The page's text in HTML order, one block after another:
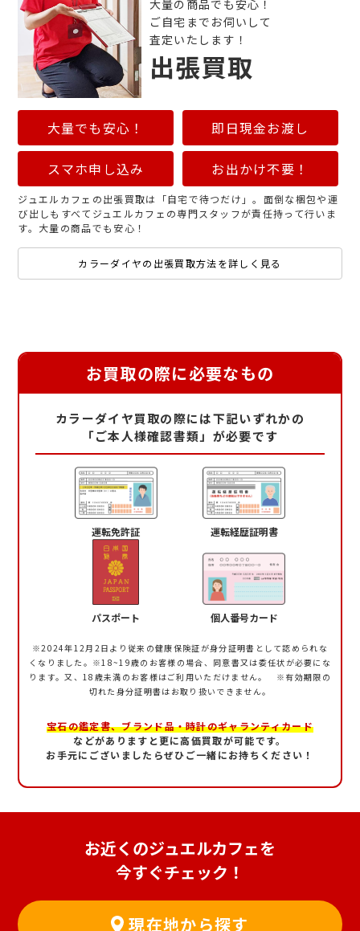
大量の商品でも安心！
ご自宅までお伺いして
査定いたします！
出張買取
大量でも安心！ 即日現金お渡し
スマホ申し込み お出かけ不要！
ジュエルカフェの出張買取は「自宅で待つだけ」。面倒な梱包や運
び出しもすべてジュエルカフェの専門スタッフが責任持って行いま
す。大量の商品でも安心！
カラーダイヤの出張買取方法を詳しく見る
お買取の際に必要なもの
カラーダイヤ買取の際には下記いずれかの
「ご本人様確認書類」が必要です
運転免許証 運転経歴証明書
パスポート 個人番号カード
※2024年12月2日より従来の健康保険証が身分証明書として認められな
くなりました。 ※18~19歳のお客様の場合、同意書又は委任状が必要にな
ります。又、18歳未満のお客様はご利用いただけません。 ※有効期限の
切れた身分証明書はお取り扱いできません。
宝石の鑑定書、ブランド品・時計のギャランティカード
などがありますと更に高価買取が可能です。
お手元にございましたらぜひご一緒にお持ちください！
お近くのジュエルカフェを
今すぐチェック！
現在地から探す